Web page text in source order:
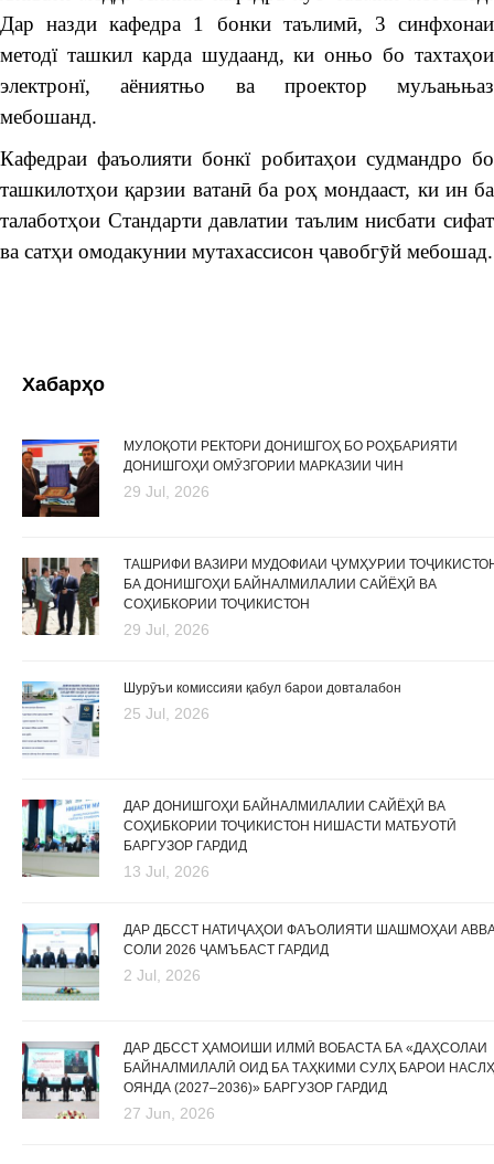
Дар назди кафедра 1 бонки таълимӣ, 3 синфхонаи
методї ташкил карда шудаанд, ки онњо бо тахтаҳои
электронї, аёниятњо ва проектор муљањњаз
мебошанд.
Кафедраи фаъолияти бонкї робитаҳои судмандро бо
ташкилотҳои қарзии ватанӣ ба роҳ мондааст, ки ин ба
талаботҳои Стандарти давлатии таълим нисбати сифат
ва сатҳи омодакунии мутахассисон ҷавобгӯй мебошад.
Хабарҳо
МУЛОҚОТИ РЕКТОРИ ДОНИШГОҲ БО РОҲБАРИЯТИ
ДОНИШГОҲИ ОМӮЗГОРИИ МАРКАЗИИ ЧИН
29 Jul, 2026
ТАШРИФИ ВАЗИРИ МУДОФИАИ ҶУМҲУРИИ
БА ДОНИШГОҲИ БАЙНАЛМИЛАЛИИ САЙЁҲӢ ВА
СОҲИБКОРИИ ТОҶИКИСТОН
29 Jul, 2026
Шурӯъи комиссияи қабул барои довталабон
25 Jul, 2026
ДАР ДОНИШГОҲИ БАЙНАЛМИЛАЛИИ САЙЁҲӢ ВА
СОҲИБКОРИИ ТОҶИКИСТОН НИШАСТИ МАТБУОТӢ
БАРГУЗОР ГАРДИД
13 Jul, 2026
ДАР ДБССТ НАТИҶАҲОИ ФАЪОЛИЯТИ ШАШМОҲАИ
СОЛИ 2026 ҶАМЪБАСТ ГАРДИД
2 Jul, 2026
ДАР ДБССТ ҲАМОИШИ ИЛМӢ ВОБАСТА БА «ДАҲСОЛАИ
БАЙНАЛМИЛАЛӢ ОИД БА ТАҲКИМИ СУЛҲ БАРОИ
ОЯНДА (2027–2036)» БАРГУЗОР ГАРДИД
27 Jun, 2026